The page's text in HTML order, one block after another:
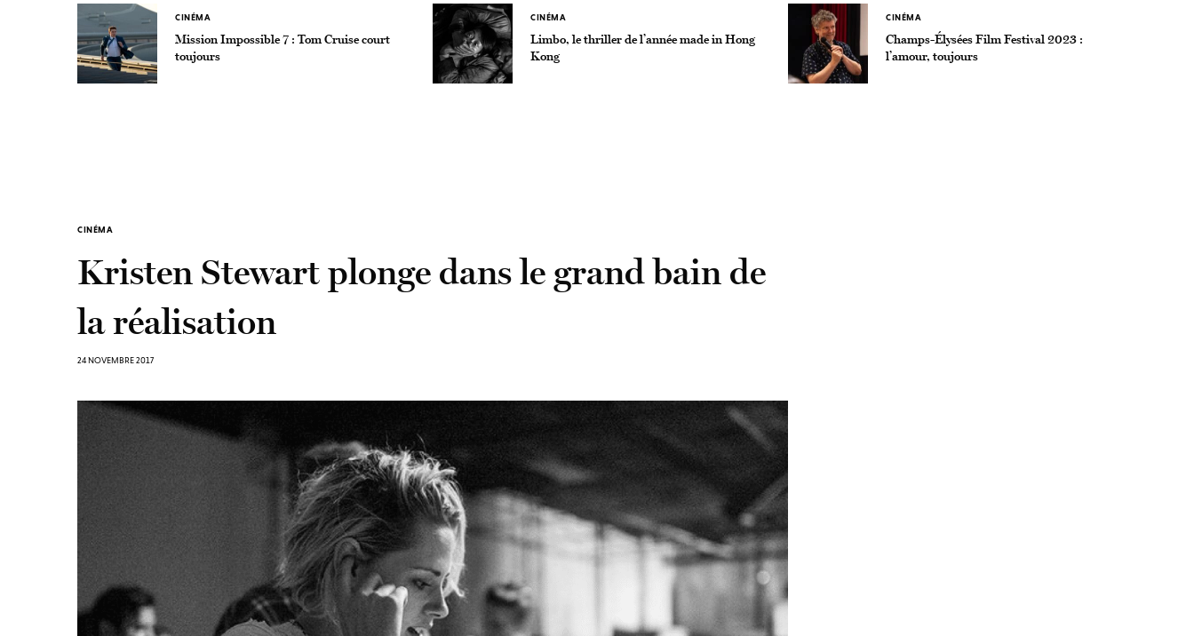
CINÉMA
Mission Impossible 7 : Tom Cruise court
toujours
CINÉMA
Limbo, le thriller de l’année made in Hong
Kong
CINÉMA
Champs-Élysées Film Festival 2023 :
l’amour, toujours
CINÉMA
Kristen Stewart plonge dans le grand bain de
la réalisation
24 NOVEMBRE 2017